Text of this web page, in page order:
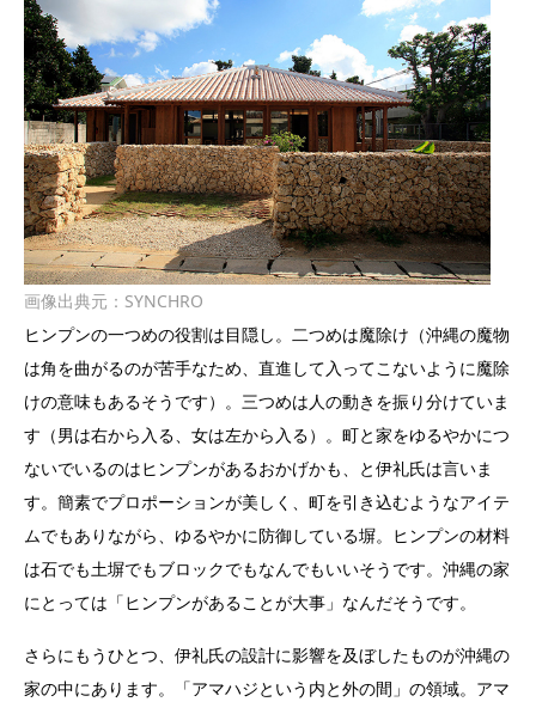
画像出典元： SYNCHRO
ヒンプンの一つめの役割は目隠し。二つめは魔除け（沖縄の魔物
は角を曲がるのが苦手なため、直進して入ってこないように魔除
けの意味もあるそうです） 。三つめは人の動きを振り分けていま
す（男は右から入る、女は左から入る）。町と家をゆるやかにつ
ないでいるのはヒンプンがあるおかげかも、と伊礼氏は言いま
す。簡素でプロポーションが美しく、町を引き込むようなアイテ
ムでもありながら、ゆるやかに防御している塀。ヒンプンの材料
は石でも土塀でもブロックでもなんでもいいそうです。沖縄の家
にとっては「ヒンプンがあることが大事」なんだそうです。
さらにもうひとつ、伊礼氏の設計に影響を及ぼしたものが沖縄の
家の中にあります。「アマハジという内と外の間」の領域。アマ